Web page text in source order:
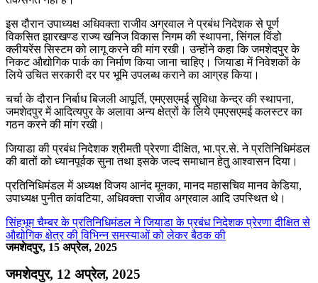
इस दौरान उपाध्यक्ष अधिवक्ता राजीव अग्रवाल ने प्रबंध निदेशक से पूर्ण
विकसित झारखण्ड राज्य खनिज विकास निगम की स्थापना, सिंगल विंडो
क्लीयरेंस सिस्टम को लागू करने की मांग रखी। उन्होंने कहा कि जमशेदपुर के
निकट औद्योगिक पार्क का निर्माण किया जाना चाहिए। जियाडा में निवेशकों के
लिये उचित सरकारी दर पर भूमि उपलब्ध कराने का आग्रह किया।
चर्चा के दौरान निर्बाध बिजली आपूर्ति, एमएसएमई सुविधा केन्द्र की स्थापना,
जमशेदपुर में आदित्यपुर के अलावा अन्य क्षेत्रों के लिये एमएसएमई कलस्टर का
गठन करने की मांग रखी।
जियाडा की प्रबंध निदेशक श्रीमती प्रेरणा दीक्षित, भा.प्र.से. ने प्रतिनिधिमंडल
की बातों को ध्यानपूर्वक सुना तथा इसके जल्द समाधान हेतु आश्वासन दिया।
प्रतिनिधिमंडल में अध्यक्ष विजय आनंद मूनका, मानद महासचिव मानव केडिया,
उपाध्यक्ष पुनीत कांवटिया, अधिवक्ता राजीव अग्रवाल आदि उपस्थित थे।
सिंहभूम चैम्बर के प्रतिनिधिमंडल ने जियाडा के प्रबंध निदेशक प्रेरणा दीक्षित से
औद्योगिक क्षेत्र की विभिन्न समस्याओं को लेकर बैठक की
जमशेदपुर, 15 अप्रेल, 2025
जमशेदपुर, 12 अप्रेल, 2025